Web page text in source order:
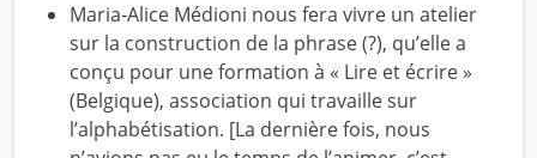
Maria-Alice Médioni nous fera vivre un atelier
sur la construction de la phrase (?), qu’elle a
conçu pour une formation à « Lire et écrire »
(Belgique), association qui travaille sur
l’alphabétisation. [La dernière fois, nous